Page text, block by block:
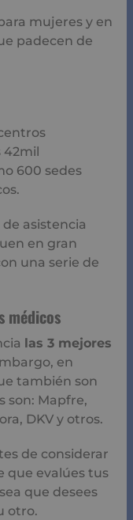
considerar alguna
necesidades y
único,
preventiva para
ser de gran
con el sistema
de cobertura,
con una
necesarias, no
y sabrás